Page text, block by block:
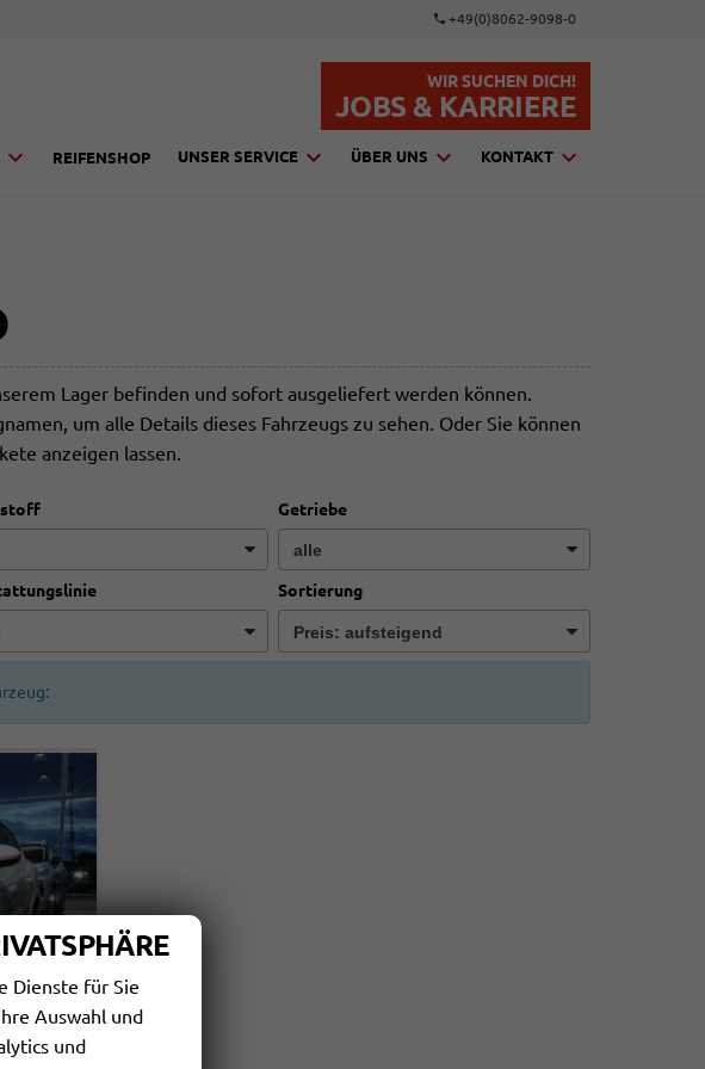
+49(0)8062-9098-0
WIR SUCHEN DICH!
JOBS & KARRIERE
REIFENSHOP UNSER SERVICE ÜBER UNS KONTAKT
Lager befinden und sofort ausgeliefert werden können.
um alle Details dieses Fahrzeugs zu sehen. Oder Sie können
anzeigen lassen.
Getriebe
Sortierung
Dienste für Sie
Auswahl und
und